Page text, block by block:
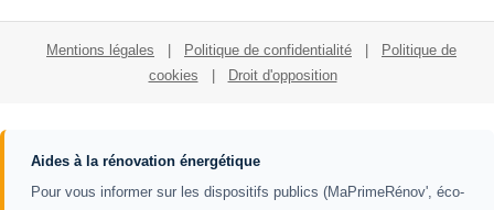
Mentions légales Politique de confidentialité
Politique de
cookies
Droit d'opposition
Aides à la rénovation énergétique
Pour vous informer sur les dispositifs publics (MaPrimeRénov', éco-